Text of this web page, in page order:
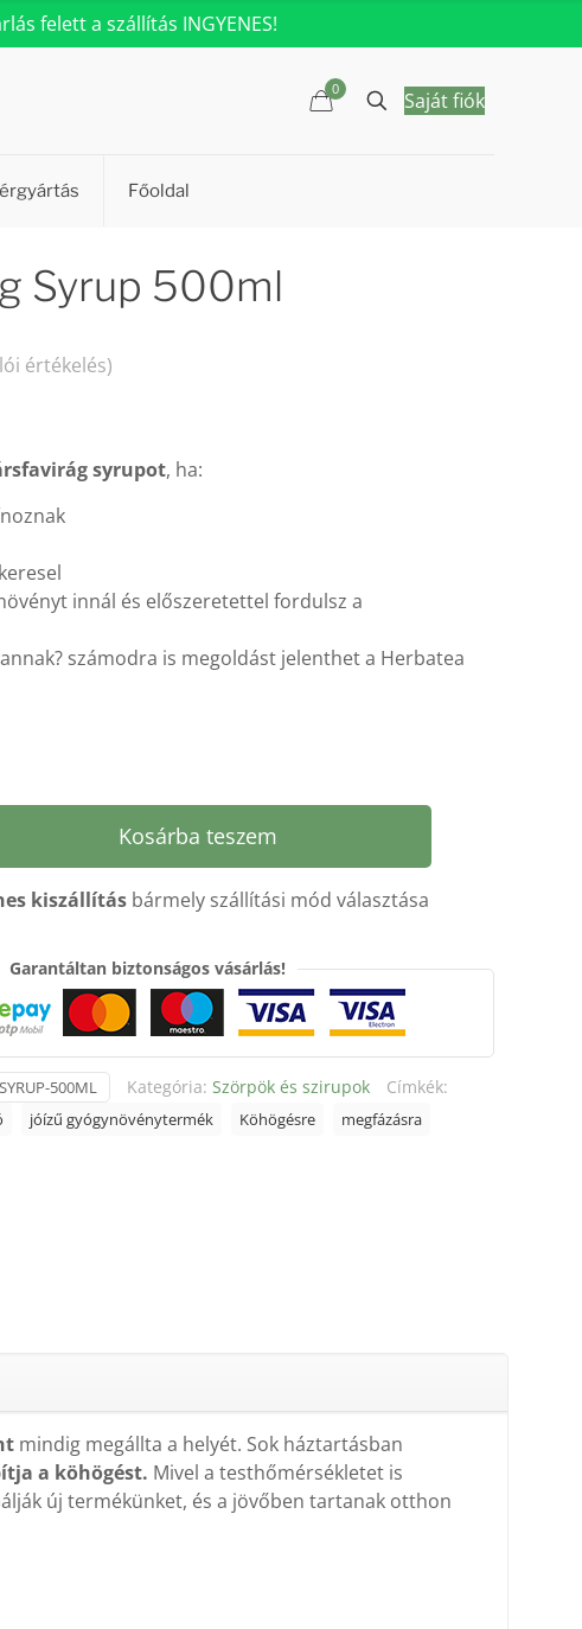
felett a szállítás INGYENES!
Főoldal
0 Saját fiók
Syrup 500ml
értékelés)
syrupot, ha:
innál és előszeretettel fordulsz a
számodra is megoldást jelenthet a Herbatea
Kosárba teszem
kiszállítás bármely szállítási mód választása
Garantáltan biztonságos vásárlás!
500ML Kategória: Szörpök és szirupok Címkék:
jóízű gyógynövénytermék Köhögésre
megfázásra
mindig megállta a helyét. Sok háztartásban
a köhögést. Mivel a testhőmérsékletet is
új termékünket, és a jövőben tartanak otthon